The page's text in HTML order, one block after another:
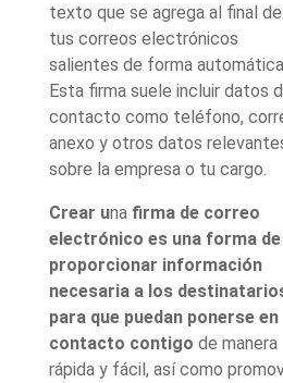
texto que se agrega al final de
tus correos electrónicos
salientes de forma automática.
Esta firma suele incluir datos
contacto como teléfono,
anexo y otros datos
sobre la empresa o tu cargo.
Crear una firma de correo
electrónico es una forma de
proporcionar información
necesaria a los
para que puedan ponerse en
contacto contigo de manera
rápida y fácil, así como